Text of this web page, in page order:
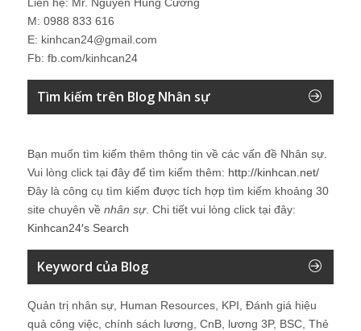
M: 0988 833 616
E: kinhcan24@gmail.com
Fb: fb.com/kinhcan24
Tìm kiếm trên Blog Nhân sự
Bạn muốn tìm kiếm thêm thông tin về các vấn đề Nhân sự
Vui lòng click tại đây để tìm kiếm thêm: http://kinhcan.net/
Đây là công cụ tìm kiếm được tích hợp tìm kiếm khoảng 30
site chuyên về nhân sự. Chi tiết vui lòng click tại đây:
Kinhcan24′s Search
Keyword của Blog
Quản trị nhân sự, Human Resources, KPI, Đánh giá hiệu
quả công việc, chính sách lương, CnB, lương 3P, BSC, Thẻ